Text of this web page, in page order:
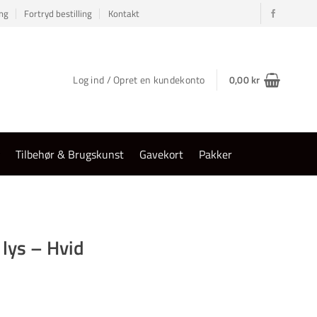
Fortryd bestilling Kontakt
Log ind / Opret en kundekonto 0,00kr
Tilbehør & Brugskunst Gavekort Pakker
– Hvid